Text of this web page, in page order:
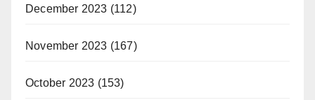
December 2023 (112)
November 2023 (167)
October 2023 (153)